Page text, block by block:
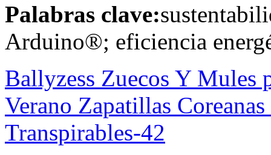
Palabras clave:
Arduino®; eficiencia
Ballyzess Zuecos Y Mules
Verano Zapatillas
Transpirables-42